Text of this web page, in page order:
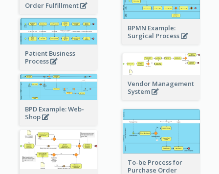
Order Fulfillment
BPMN Example:
Surgical Process
Patient Business
Process
Vendor Management
System
BPD Example: Web-
Shop
To-be Process for
Purchase Order